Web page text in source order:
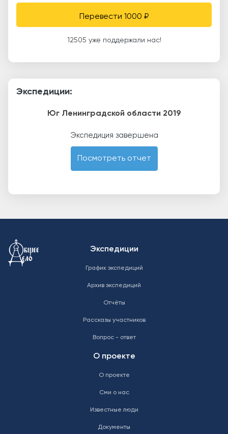
Перевести 1000 ₽
12505 уже поддержали нас!
Экспедиции:
Юг Ленинградской области 2019
Экспедиция завершена
Посмотреть отчет
Меню в подвалеЭкспедиции
График экспедиций
Архив экспедиций
Отчёты
Рассказы участников
Вопрос - ответ
О проекте
О проекте
Сми о нас
Известные люди
Документы